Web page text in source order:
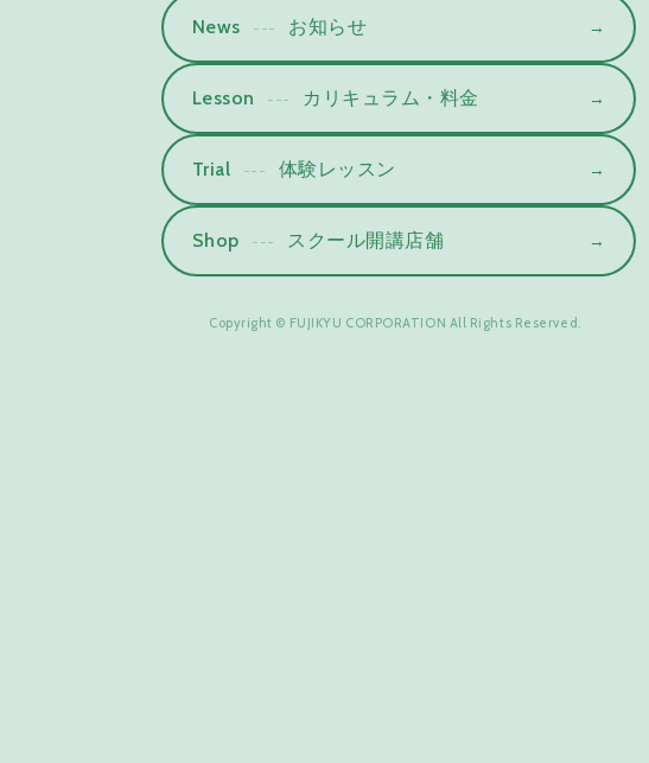
News --- お知らせ →
Lesson --- カリキュラム・料金 →
Trial --- 体験レッスン →
Shop --- スクール開講店舗 →
Copyright © FUJIKYU CORPORATION All Rights Reserved.